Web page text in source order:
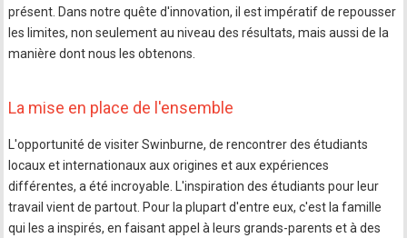
présent. Dans notre quête d'innovation, il est impératif de repousser
les limites, non seulement au niveau des résultats, mais aussi de la
manière dont nous les obtenons.
La mise en place de l'ensemble
L'opportunité de visiter Swinburne, de rencontrer des étudiants
locaux et internationaux aux origines et aux expériences
différentes, a été incroyable. L'inspiration des étudiants pour leur
travail vient de partout. Pour la plupart d'entre eux, c'est la famille
qui les a inspirés, en faisant appel à leurs grands-parents et à des